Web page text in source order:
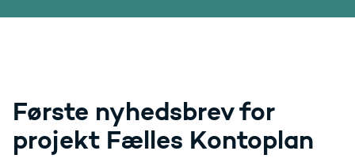
Første nyhedsbrev for
projekt Fælles Kontoplan